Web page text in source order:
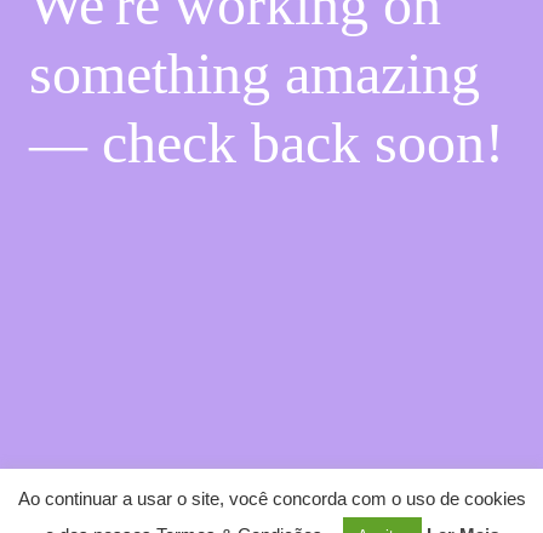
something amazing
— check back soon!
Ao continuar a usar o site, você concorda com o uso de cookies